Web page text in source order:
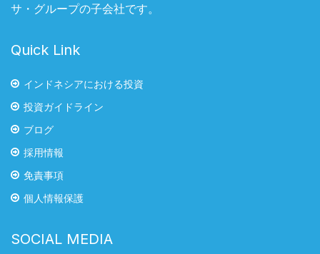
サ・グループの子会社です。
Quick Link
インドネシアにおける投資
投資ガイドライン
ブログ
採用情報
免責事項
個人情報保護
SOCIAL MEDIA